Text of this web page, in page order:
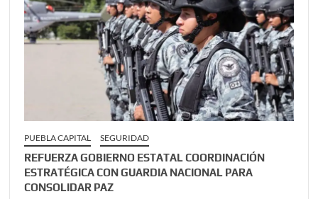
PUEBLA CAPITAL SEGURIDAD
REFUERZA GOBIERNO ESTATAL COORDINACIÓN
ESTRATÉGICA CON GUARDIA NACIONAL PARA
CONSOLIDAR PAZ